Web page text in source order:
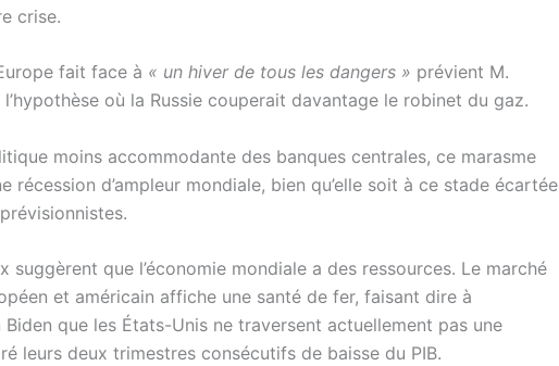
crise.
fait face à « un hiver de tous les dangers » prévient M.
où la Russie couperait davantage le robinet du gaz.
moins accommodante des banques centrales, ce marasme
récession d’ampleur mondiale, bien qu’elle soit à ce stade écartée
suggèrent que l’économie mondiale a des ressources. Le marché
et américain affiche une santé de fer, faisant dire à
Biden que les États-Unis ne traversent actuellement pas une
leurs deux trimestres consécutifs de baisse du PIB.